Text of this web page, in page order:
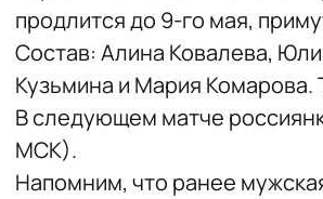
продлится до 9-го мая,
Состав: Алина Ковалева,
Кузьмина и Мария
В следующем матче
МСК).
Напомним, что ранее